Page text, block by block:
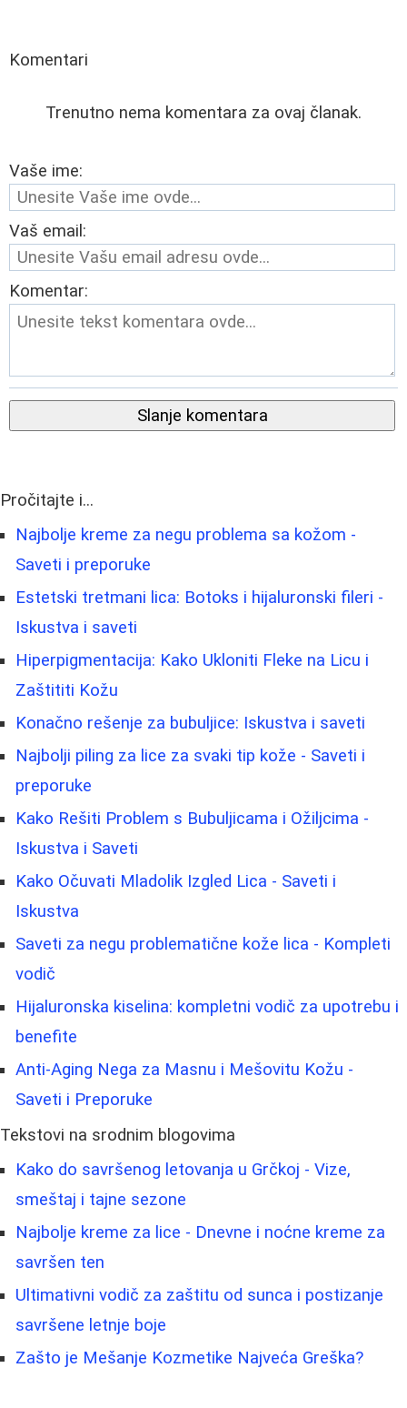
Komentari
Trenutno nema komentara za ovaj članak.
Vaše ime:
Vaš email:
Komentar:
Slanje komentara
Pročitajte i...
Najbolje kreme za negu problema sa kožom -
Saveti i preporuke
Estetski tretmani lica: Botoks i hijaluronski fileri -
Iskustva i saveti
Hiperpigmentacija: Kako Ukloniti Fleke na Licu i
Zaštititi Kožu
Konačno rešenje za bubuljice: Iskustva i saveti
Najbolji piling za lice za svaki tip kože - Saveti i
preporuke
Kako Rešiti Problem s Bubuljicama i Ožiljcima -
Iskustva i Saveti
Kako Očuvati Mladolik Izgled Lica - Saveti i
Iskustva
Saveti za negu problematične kože lica - Kompleti
vodič
Hijaluronska kiselina: kompletni vodič za upotrebu i
benefite
Anti-Aging Nega za Masnu i Mešovitu Kožu -
Saveti i Preporuke
Tekstovi na srodnim blogovima
Kako do savršenog letovanja u Grčkoj - Vize,
smeštaj i tajne sezone
Najbolje kreme za lice - Dnevne i noćne kreme za
savršen ten
Ultimativni vodič za zaštitu od sunca i postizanje
savršene letnje boje
Zašto je Mešanje Kozmetike Najveća Greška?